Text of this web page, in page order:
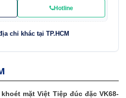
Hotline
chỉ khác tại TP.HCM
mặt Việt Tiệp đúc đặc VK68-